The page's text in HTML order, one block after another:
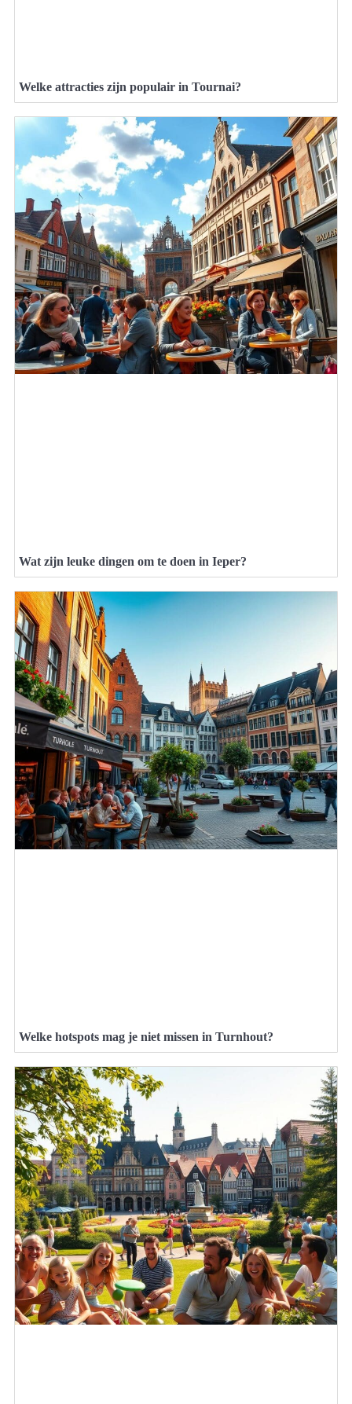
Welke attracties zijn populair in Tournai?
Wat zijn leuke dingen om te doen in Ieper?
Welke hotspots mag je niet missen in Turnhout?